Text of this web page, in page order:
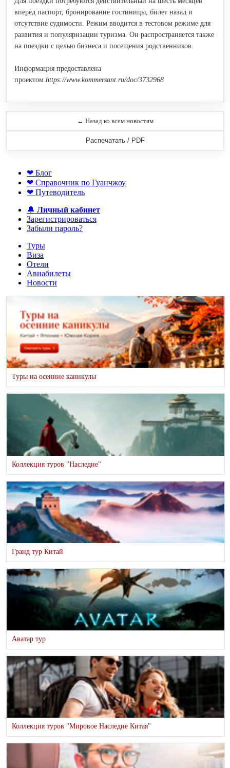
вперед паспорт, бронирование гостиницы, билет назад и
отсутствие судимости. Режим вводится в тестовом режиме для
развития и популяризации туризма. Он распространяется также
на поездки с целью бизнеса и посещения родственников.
Информация предоставлена
проектом https://www.kommersant.ru/doc/3732968
← Назад ко всем новостям
Распечатать / PDF
❤ Блог
❤ Справочник по Гуанчжоу
❤ Путеводитель
🔔 Личный кабинет
Зарегистрироваться
Забыли пароль?
Туры
Виза
Отели
Авиабилеты
Новости
Туры на осенние каникулы
Коллекция туров "Наследие"
Гранд тур Китай
Аватар тур
Коллекция туров "Мировое Наследие Китая"